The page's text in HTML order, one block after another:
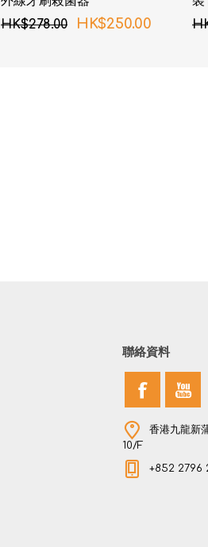
HK$278.00
HK$250.00
聯絡資料
香港九龍新
10/F
+852 2796